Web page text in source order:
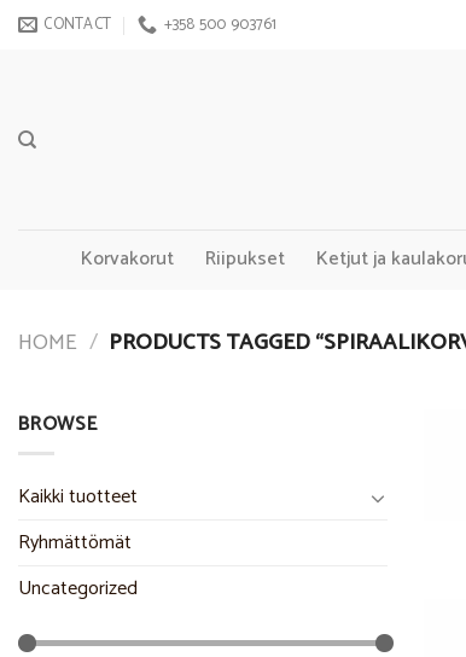
Skip CONTACT +358 500 903761
Korvakorut Riipukset Ketjut ja
HOME / PRODUCTS TAGGED
BROWSE
Kaikki tuotteet
Ryhmättömät
Uncategorized